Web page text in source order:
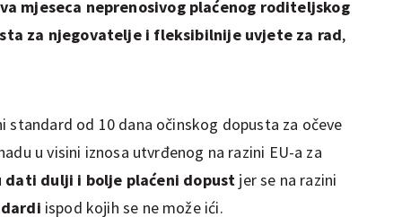
mjeseca neprenosivog plaćenog roditeljskog
za njegovatelje i fleksibilnije uvjete za rad,
od 10 dana očinskog dopusta za očeve
u visini iznosa utvrđenog na razini EU-a za
dati dulji i bolje plaćeni dopust jer se na razini
ispod kojih se ne može ići.